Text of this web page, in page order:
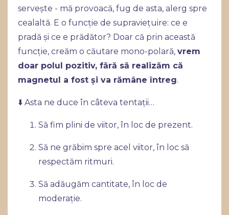
servește - mă provoacă, fug de asta, alerg spre
cealaltă. E o funcție de supraviețuire: ce e
pradă și ce e prădător? Doar că prin această
funcție, creăm o căutare mono-polară, vrem
doar polul pozitiv, fără să realizăm că
magnetul a fost și va rămâne întreg.
⬇️ Asta ne duce în câteva tentații…
Să fim plini de viitor, în loc de prezent.
Să ne grăbim spre acel viitor, în loc să
respectăm ritmuri.
Să adăugăm cantitate, în loc de
moderație.